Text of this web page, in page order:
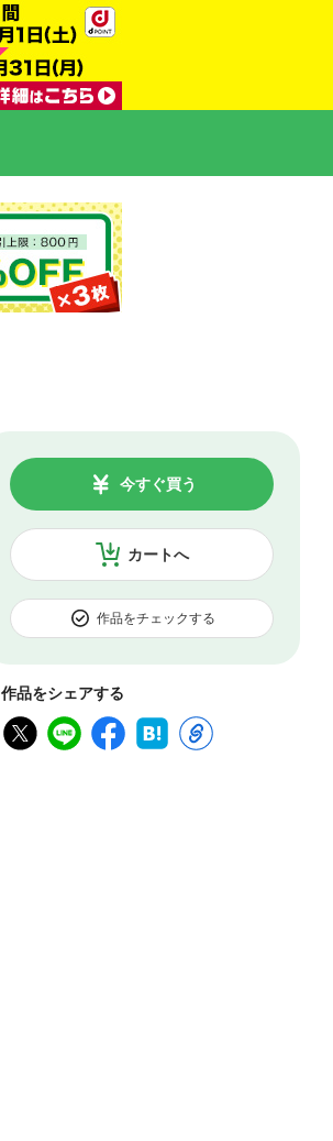
カートへ
今すぐ買う
作品をチェックする
作品をシェアする